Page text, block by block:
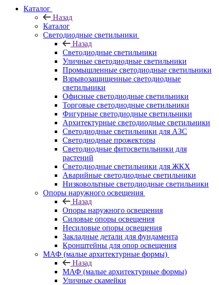
Каталог
Назад
Каталог
Светодиодные светильники
Назад
Светодиодные светильники
Уличные светодиодные светильники
Промышленные светодиодные светильники
Взрывозащищенные светодиодные
светильники
Офисные светодиодные светильники
Торговые светодиодные светильники
Фигурные светодиодные светильники
Архитектурные светодиодные светильники
Светодиодные светильники для АЗС
Светодиодные прожекторы
Светодиодные фитосветильники для
растений
Светодиодные светильники для ЖКХ
Аварийные светодиодные светильники
Низковольтные светодиодные светильники
Опоры наружного освещения
Назад
Опоры наружного освещения
Силовые опоры освещения
Несиловые опоры освещения
Закладные детали для фундамента
Кронштейны для опор освещения
МАФ (малые архитектурные формы)
Назад
МАФ (малые архитектурные формы)
Уличные скамейки